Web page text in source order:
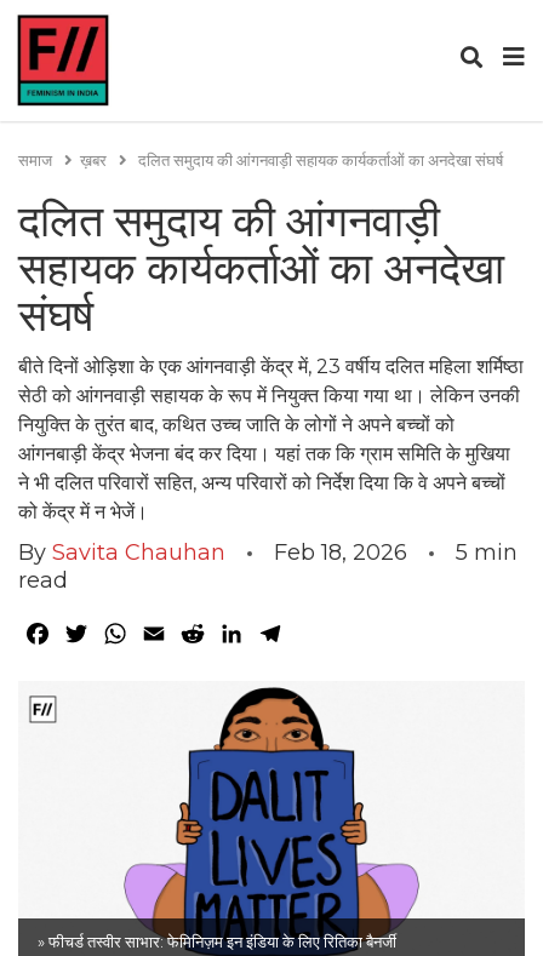
समाज ख़बर दलित समुदाय की आंगनवाड़ी सहायक कार्यकर्ताओं का अनदेखा संघर्ष
दलित समुदाय की आंगनवाड़ी
सहायक कार्यकर्ताओं का अनदेखा
संघर्ष
बीते दिनों ओड़िशा के एक आंगनवाड़ी केंद्र में, 23 वर्षीय दलित महिला शर्मिष्ठा
सेठी को आंगनवाड़ी सहायक के रूप में नियुक्त किया गया था। लेकिन उनकी
नियुक्ति के तुरंत बाद, कथित उच्च जाति के लोगों ने अपने बच्चों को
आंगनबाड़ी केंद्र भेजना बंद कर दिया। यहां तक कि ग्राम समिति के मुखिया
ने भी दलित परिवारों सहित, अन्य परिवारों को निर्देश दिया कि वे अपने बच्चों
को केंद्र में न भेजें।
By Savita Chauhan Feb 18, 2026 5 min
read
Facebook
TwitterWhatsApp
Email RedditLinkedIn
» फीचर्ड तस्वीर साभार: फेमिनिज़म इन इंडिया के लिए रितिका बैनर्जी